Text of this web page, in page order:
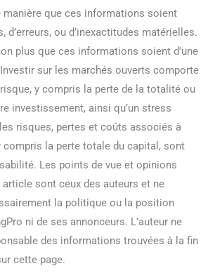
manière que ces informations soient
d’erreurs, ou d’inexactitudes matérielles.
plus que ces informations soient d’une
sur les marchés ouverts comporte
y compris la perte de la totalité ou
investissement, ainsi qu’un stress
risques, pertes et coûts associés à
compris la perte totale du capital, sont
Les points de vue et opinions
sont ceux des auteurs et ne
la politique ou la position
ni de ses annonceurs. L’auteur ne
des informations trouvées à la fin
cette page.